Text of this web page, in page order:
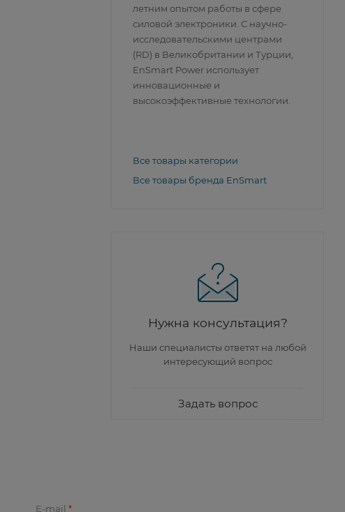
летним опытом работы в сфере
силовой электроники. С научно-
исследовательскими центрами
(RD) в Великобритании и Турции,
EnSmart Power использует
инновационные и
высокоэффективные технологии.
Все товары категории
Все товары бренда EnSmart
Нужна консультация?
Наши специалисты ответят на любой
интересующий вопрос
Задать вопрос
E-mail *